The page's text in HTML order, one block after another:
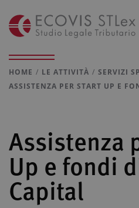
HOME LE ATTIVITÀ
SERVIZI
ASSISTENZA PER START UP E
Assistenza
Up e fondi
Capital